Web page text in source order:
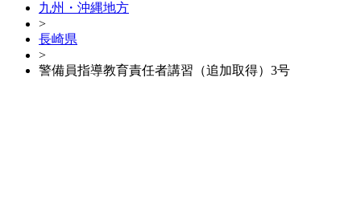
九州・沖縄地方
>
長崎県
>
警備員指導教育責任者講習（追加取得）3号